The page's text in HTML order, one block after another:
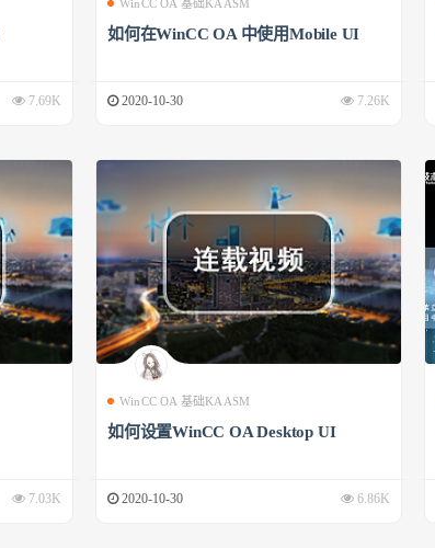
7.69K
WinCC OA 基础KAASM
如何在WinCC OA 中使用Mobile UI
2020-10-30 7.26K
7.03K
WinCC OA 基础KAASM
如何设置WinCC OA Desktop UI
2020-10-30 6.86K